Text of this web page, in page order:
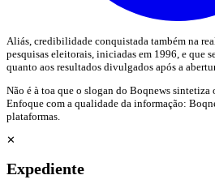
Aliás, credibilidade conquistada também na
pesquisas eleitorais, iniciadas em 1996, e que
quanto aos resultados divulgados após a
Não é à toa que o slogan do Boqnews sintetiza
Enfoque com a qualidade da informação:
plataformas.
✕
Expediente